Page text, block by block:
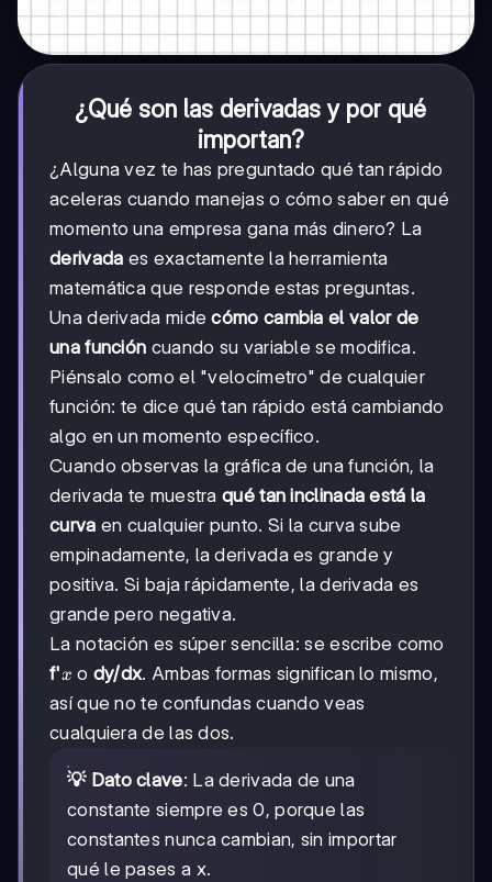
¿Qué son las derivadas y por qué
importan?
¿Alguna vez te has preguntado qué tan rápido
aceleras cuando manejas o cómo saber en qué
momento una empresa gana más dinero? La
derivada es exactamente la herramienta
matemática que responde estas preguntas.
Una derivada midecómo cambia el valor de
una función cuando su variable se modifica.
Piénsalo como el "velocímetro" de cualquier
función: te dice qué tan rápido está cambiando
algo en un momento específico.
Cuando observas la gráfica de una función, la
derivada te muestraqué tan inclinada está la
curva en cualquier punto. Si la curva sube
empinadamente, la derivada es grande y
positiva. Si baja rápidamente, la derivada es
grande pero negativa.
La notación es súper sencilla: se escribe como
f'x
x o dy/dx. Ambas formas significan lo mismo,
así que no te confundas cuando veas
cualquiera de las dos.
💡 Dato clave: La derivada de una
constante siempre es 0, porque las
constantes nunca cambian, sin importar
qué le pases a x.